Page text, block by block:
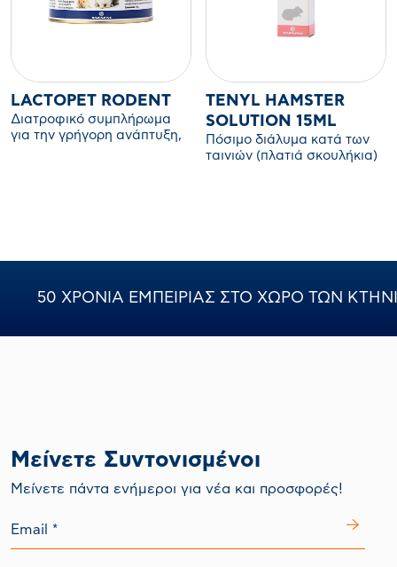
LACTOPET RODENT
Διατροφικό συμπλήρωμα
για την γρήγορη ανάπτυξη,
TENYL HAMSTER
SOLUTION 15ML
Πόσιμο διάλυμα κατά των
ταινιών (πλατιά σκουλήκια)
50 ΧΡΟΝΙΑ ΕΜΠΕΙΡΙΑΣ ΣΤΟ ΧΩΡΟ ΤΩΝ
Μείνετε Συντονισμένοι
Mείνετε πάντα ενήμεροι για νέα και προσφορές!